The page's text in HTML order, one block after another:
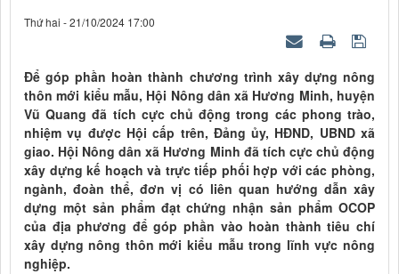
Thứ hai - 21/10/2024 17:00
Để góp phần hoàn thành chương trình xây dựng nông
thôn mới kiểu mẫu, Hội Nông dân xã Hương Minh, huyện
Vũ Quang đã tích cực chủ động trong các phong trào,
nhiệm vụ được Hội cấp trên, Đảng ủy, HĐND, UBND xã
giao. Hội Nông dân xã Hương Minh đã tích cực chủ động
xây dựng kế hoạch và trực tiếp phối hợp với các phòng,
ngành, đoàn thể, đơn vị có liên quan hướng dẫn xây
dựng một sản phẩm đạt chứng nhận sản phẩm OCOP
của địa phương để góp phần vào hoàn thành tiêu chí
xây dựng nông thôn mới kiểu mẫu trong lĩnh vực nông
nghiệp.